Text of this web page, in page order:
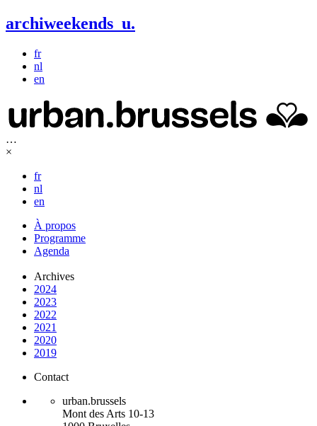
archiweekends u.
fr
nl
en
…
×
fr
nl
en
À propos
Programme
Agenda
Archives
2024
2023
2022
2021
2020
2019
Contact
urban.brussels
Mont des Arts 10-13